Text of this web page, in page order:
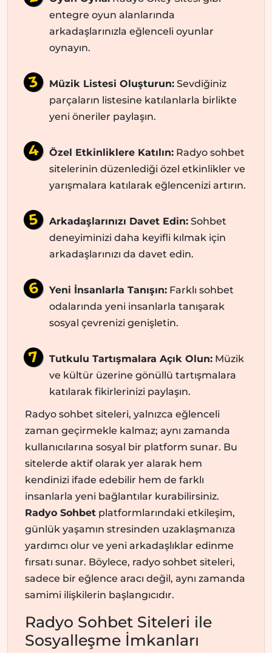
entegre oyun alanlarında
arkadaşlarınızla eğlenceli oyunlar
oynayın.
Müzik Listesi Oluşturun: Sevdiğiniz
parçaların listesine katılanlarla birlikte
yeni öneriler paylaşın.
Özel Etkinliklere Katılın: Radyo sohbet
sitelerinin düzenlediği özel etkinlikler ve
yarışmalara katılarak eğlencenizi artırın.
Arkadaşlarınızı Davet Edin: Sohbet
deneyiminizi daha keyifli kılmak için
arkadaşlarınızı da davet edin.
Yeni İnsanlarla Tanışın: Farklı sohbet
odalarında yeni insanlarla tanışarak
sosyal çevrenizi genişletin.
Tutkulu Tartışmalara Açık Olun: Müzik
ve kültür üzerine gönüllü tartışmalara
katılarak fikirlerinizi paylaşın.
Radyo sohbet siteleri, yalnızca eğlenceli
zaman geçirmekle kalmaz; aynı zamanda
kullanıcılarına sosyal bir platform sunar. Bu
sitelerde aktif olarak yer alarak hem
kendinizi ifade edebilir hem de farklı
insanlarla yeni bağlantılar kurabilirsiniz.
Radyo Sohbet platformlarındaki etkileşim,
günlük yaşamın stresinden uzaklaşmanıza
yardımcı olur ve yeni arkadaşlıklar edinme
fırsatı sunar. Böylece, radyo sohbet siteleri,
sadece bir eğlence aracı değil, aynı zamanda
samimi ilişkilerin başlangıcıdır.
Radyo Sohbet Siteleri ile
Sosyalleşme İmkanları